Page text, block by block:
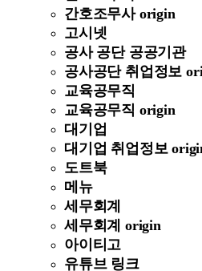
간호조무사 origin
고시넷
공사 공단 공공기관
공사공단 취업정보
교육공무직
교육공무직 origin
대기업
대기업 취업정보
도트북
메뉴
세무회계
세무회계 origin
아이티고
유튜브 링크